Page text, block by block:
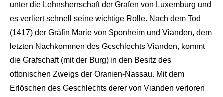
unter die Lehnsherrschaft der Grafen von Luxemburg und
es verliert schnell seine wichtige Rolle. Nach dem Tod
(1417) der Gräfin Marie von Sponheim und Vianden, dem
letzten Nachkommen des Geschlechts Vianden, kommt
die Grafschaft (mit der Burg) in den Besitz des
ottonischen Zweigs der Oranien-Nassau. Mit dem
Erlöschen des Geschlechts derer von Vianden verloren